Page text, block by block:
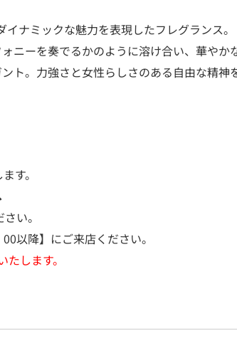
ナミックな魅力を表現したフレグランス。
ニーを奏でるかのように溶け合い、華や
ト。力強さと女性らしさのある自由な精神
す。
い。
以降】にご来店ください。
します。